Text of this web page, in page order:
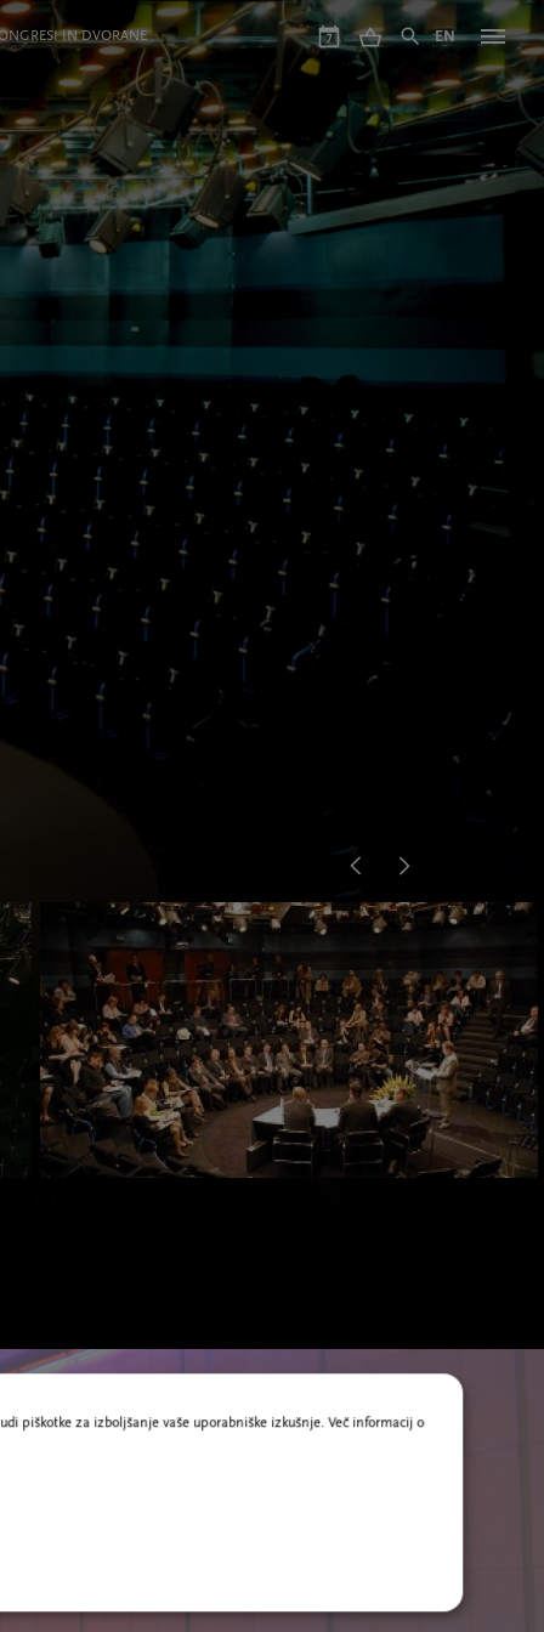
IN DVORANE 7 EN
piškotke za izboljšanje vaše uporabniške izkušnje. Več informacij o